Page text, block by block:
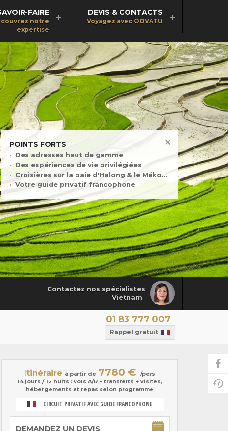
FAIRE
notre
expertise
DEVIS & CONTACTS
Voyagez avec OOVATU
POINTS FORTS
Des adresses haut de gamme
Des expériences de vie privilégiées
Croisières sur la baie d'Halong & le Mékong
Votre guide privatif francophone
Contactez nos spécialistes
Vietnam
01 83 777 007
Rappel gratuit
Itinéraire à partir de 7780 € /pers
14 jours / 12 nuits : vols A/R + transferts + visites,
hébergements et repas selon programme
CIRCUIT PRIVATIF AVEC GUIDE FRANCOPHONE
DEMANDEZ UN DEVIS